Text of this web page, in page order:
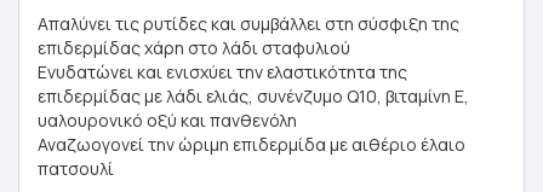
Απαλύνει τις ρυτίδες και συμβάλλει στη σύσφιξη της
επιδερμίδας χάρη στο λάδι σταφυλιού
Ενυδατώνει και ενισχύει την ελαστικότητα της
επιδερμίδας με λάδι ελιάς, συνένζυμο Q10, βιταμίνη E,
υαλουρονικό οξύ και πανθενόλη
Αναζωογονεί την ώριμη επιδερμίδα με αιθέριο έλαιο
πατσουλί